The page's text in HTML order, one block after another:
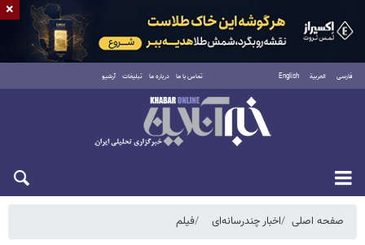
فارسی العربية English تماس با ما درباره ما تبلیغات آرشیو
پنجشنبه ۱۵ مرداد ۱۴۰۵
صفحه اصلی اخبار چندرسانه‌ای فیلم
×